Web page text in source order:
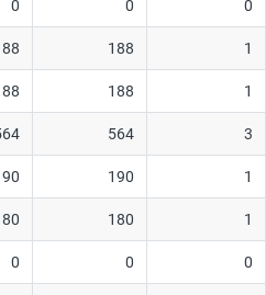
0 0 0
188 1
188 1
564 3
190 1
180 1
0 0 0